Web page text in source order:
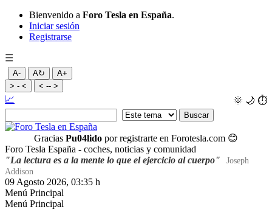
Bienvenido a Foro Tesla en España.
Iniciar sesión
Registrarse
☰
A- A↻
A+
> - <
< -- >
🌞 🌙 ⏱️
📈
Gracias Pu04lido por registrarte en Forotesla.com 😊
Foro Tesla España - coches, noticias y comunidad
"La lectura es a la mente lo que el ejercicio al cuerpo"
Joseph
Addison
09 Agosto 2026, 03:35 h
Menú Principal
Menú Principal